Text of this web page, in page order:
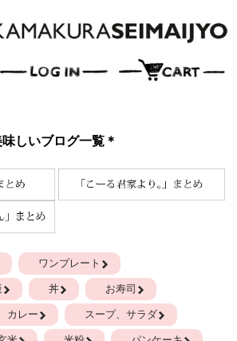
しいブログ一覧＊
ワンプレート
丼 お寿司
カレー スープ、サラダ